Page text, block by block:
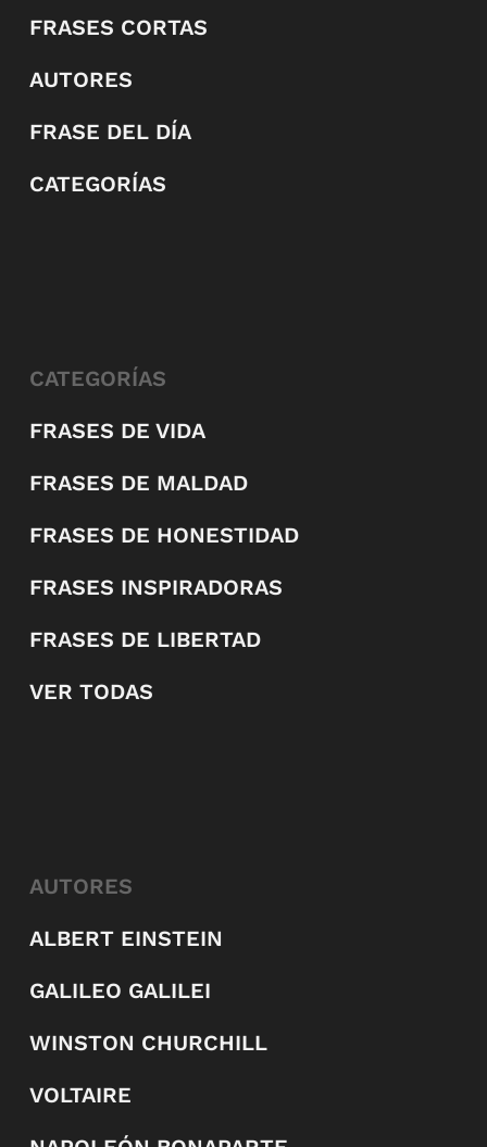
FRASES CORTAS
AUTORES
FRASE DEL DÍA
CATEGORÍAS
CATEGORÍAS
FRASES DE VIDA
FRASES DE MALDAD
FRASES DE HONESTIDAD
FRASES INSPIRADORAS
FRASES DE LIBERTAD
VER TODAS
AUTORES
ALBERT EINSTEIN
GALILEO GALILEI
WINSTON CHURCHILL
VOLTAIRE